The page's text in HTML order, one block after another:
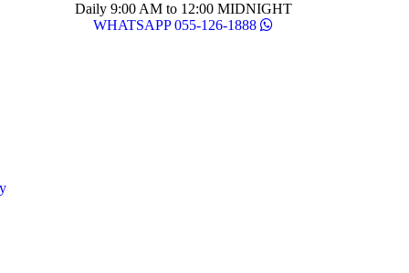
Daily 9:00 AM to 12:00 MIDNIGHT
WHATSAPP 055-126-1888